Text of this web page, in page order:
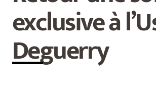
exclusive à
Deguerry